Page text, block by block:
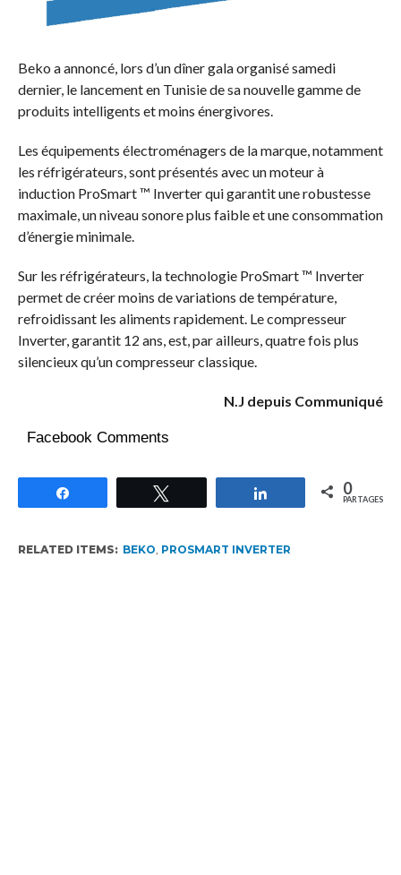
Beko a annoncé, lors d’un dîner gala organisé samedi
dernier, le lancement en Tunisie de sa nouvelle gamme de
produits intelligents et moins énergivores.
Les équipements électroménagers de la marque, notamment
les réfrigérateurs, sont présentés avec un moteur à
induction ProSmart ™ Inverter qui garantit une robustesse
maximale, un niveau sonore plus faible et une consommation
d’énergie minimale.
Sur les réfrigérateurs, la technologie ProSmart ™ Inverter
permet de créer moins de variations de température,
refroidissant les aliments rapidement. Le compresseur
Inverter, garantit 12 ans, est, par ailleurs, quatre fois plus
silencieux qu’un compresseur classique.
N.J depuis Communiqué
Facebook Comments
Partagez 0
PARTAGES
RELATED ITEMS: BEKO, PROSMART INVERTER